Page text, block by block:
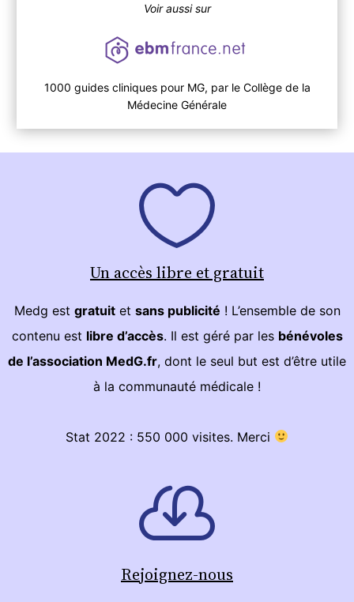
Voir aussi sur
1000 guides cliniques pour MG, par le Collège de la
Médecine Générale
Un accès libre et gratuit
Medg est gratuitet sans publicité ! L’ensemble de son
contenu est libre d’accès. Il est géré par les bénévoles
de l’association MedG.fr, dont le seul but est d’être utile
à la communauté médicale !
Stat 2022 : 550 000 visites. Merci
Rejoignez-nous